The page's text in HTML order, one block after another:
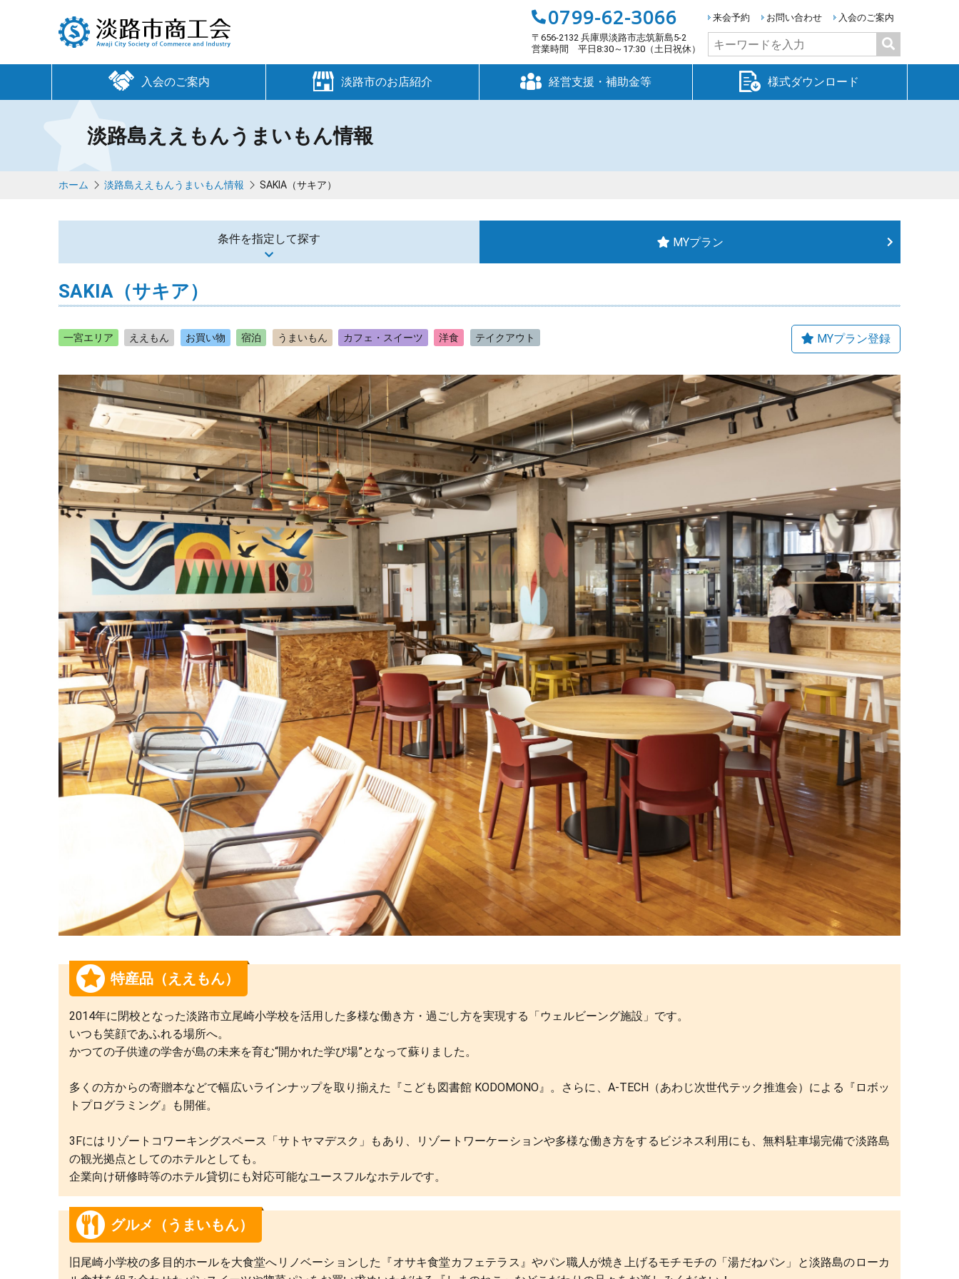
来会予約 お問い合わせ 入会のご案内
検
索:
0799-62-3066
〒656-2132 兵庫県淡路市志筑新島5-2
営業時間 平日8:30～17:30（土日祝休）
入会のご案内 淡路市のお店紹介 経営支援・補助金等 様式ダウンロード
淡路島ええもんうまいもん情報
ホーム 淡路島ええもんうまいもん情報 SAKIA（サキア）
条件を指定して探す MYプラン
SAKIA（サキア）
一宮エリア ええもん お買い物 宿泊 うまいもん カフェ・スイーツ 洋食 テイクアウト
特産品（ええもん）
2014年に閉校となった淡路市立尾崎小学校を活用した多様な働き方・過ごし方を実現する「ウェルビーング施設」です。
いつも笑顔であふれる場所へ。
かつての子供達の学舎が島の未来を育む“開かれた学び場”となって蘇りました。
多くの方からの寄贈本などで幅広いラインナップを取り揃えた『こども図書館 KODOMONO』。さらに、A-TECH（あわじ次世代テック推進会）による『ロボッ
トプログラミング』も開催。
3Fにはリゾートコワーキングスペース「サトヤマデスク」もあり、リゾートワーケーションや多様な働き方をするビジネス利用にも、無料駐車場完備で淡路島
の観光拠点としてのホテルとしても。
企業向け研修時等のホテル貸切にも対応可能なユースフルなホテルです。
グルメ（うまいもん）
旧尾崎小学校の多目的ホールを大食堂へリノベーションした『オサキ食堂カフェテラス』やパン職人が焼き上げるモチモチの「湯だねパン」と淡路島のローカ